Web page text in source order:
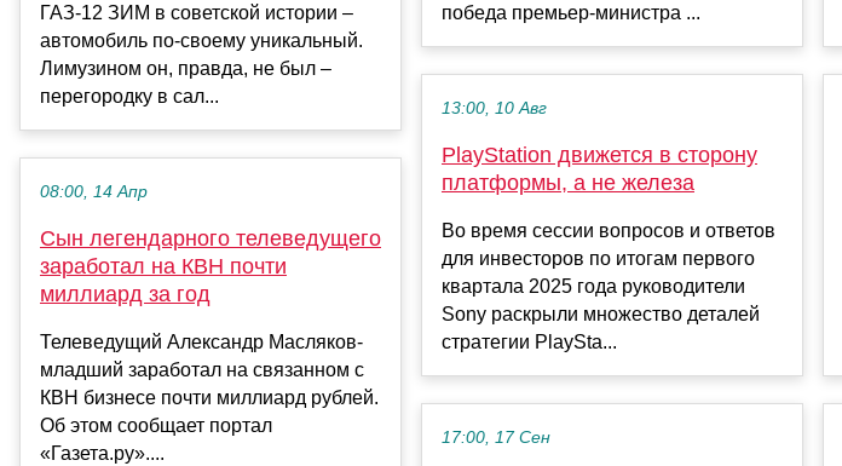
ГАЗ-12 ЗИМ в советской истории –
автомобиль по-своему уникальный.
Лимузином он, правда, не был –
перегородку в сал...
08:00, 14 Апр
Сын легендарного телеведущего
заработал на КВН почти
миллиард за год
Телеведущий Александр Масляков-
младший заработал на связанном с
КВН бизнесе почти миллиард рублей.
Об этом сообщает портал
«Газета.ру»....
победа премьер-министра ...
13:00, 10 Авг
PlayStation движется в сторону
платформы, а не железа
Во время сессии вопросов и ответов
для инвесторов по итогам первого
квартала 2025 года руководители
Sony раскрыли множество деталей
стратегии PlaySta...
17:00, 17 Сен